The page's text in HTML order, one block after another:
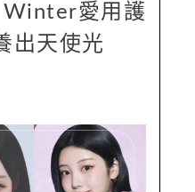
Winter愛用護
出天使光